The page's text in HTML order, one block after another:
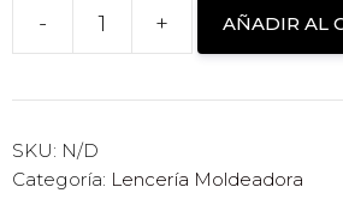
-
SUJETADOR
APOYO
+ AÑADIR AL
SKU: N/D
Categoría: Lencería Moldeadora